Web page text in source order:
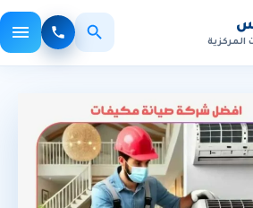
المركزية
تركيب تنظيف